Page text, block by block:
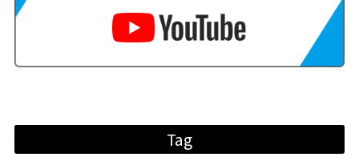
Tag